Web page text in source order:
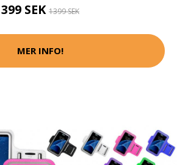
399 SEK 1399 SEK
MER INFO!